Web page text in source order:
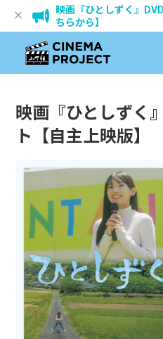
映画『ひとしずく』
ちらから】
映画『ひとしずく
ト【自主上映版】